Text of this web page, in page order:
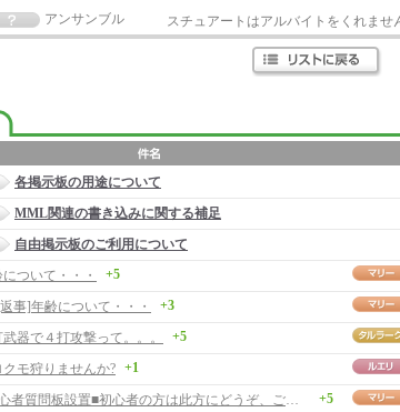
アンサンブル スチュアートはアルバイトをくれませ
各掲示板の用途について
MML関連の書き込みに関する補足
自由掲示板のご利用について
ついて・・・
+5
事]年齢について・・・
+3
武器で４打攻撃って。。。
+5
クモ狩りませんか? +1
■初心者質問板設置■初心者の方は此方にどうぞ、ご案内とサイト更新。
+5